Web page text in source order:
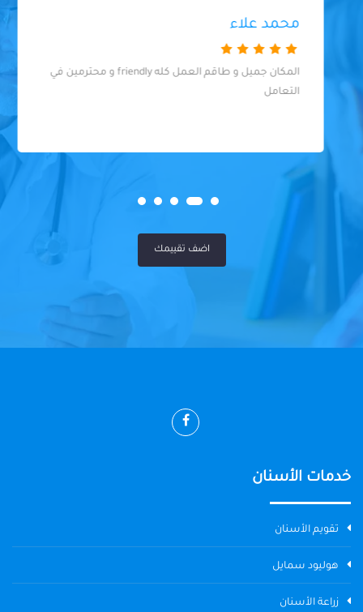
محمد علاء
المكان جميل و طاقم العمل كله friendly و محترمين في
التعامل
اضف تقييمك
خدمات الأسنان
تقويم الأسنان
هوليود سمايل
زراعة الأسنان